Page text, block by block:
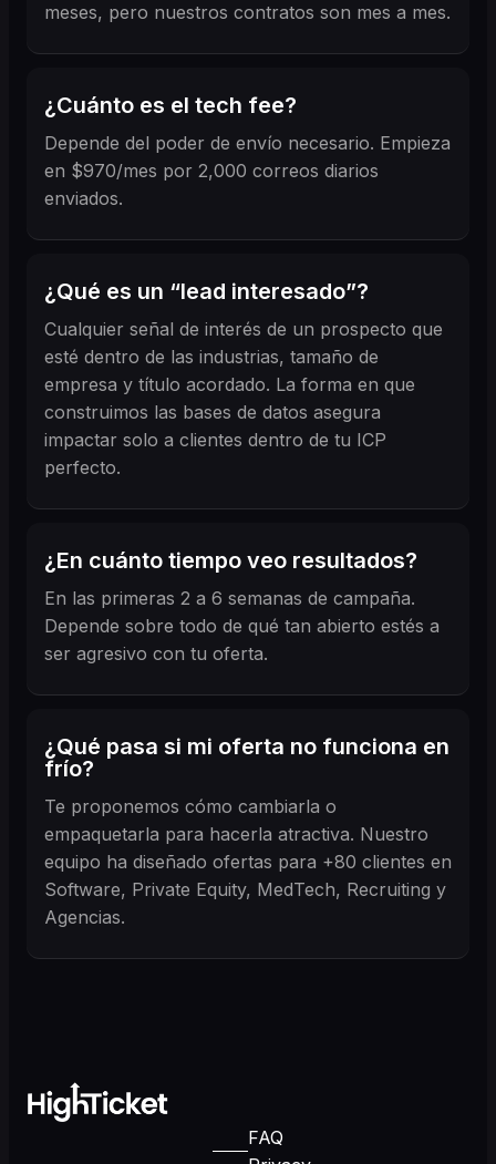
meses, pero nuestros contratos son mes a mes.
¿Cuánto es el tech fee?
Depende del poder de envío necesario. Empieza
en $970/mes por 2,000 correos diarios
enviados.
¿Qué es un “lead interesado”?
Cualquier señal de interés de un prospecto que
esté dentro de las industrias, tamaño de
empresa y título acordado. La forma en que
construimos las bases de datos asegura
impactar solo a clientes dentro de tu ICP
perfecto.
¿En cuánto tiempo veo resultados?
En las primeras 2 a 6 semanas de campaña.
Depende sobre todo de qué tan abierto estés a
ser agresivo con tu oferta.
¿Qué pasa si mi oferta no funciona en
frío?
Te proponemos cómo cambiarla o
empaquetarla para hacerla atractiva. Nuestro
equipo ha diseñado ofertas para +80 clientes en
Software, Private Equity, MedTech, Recruiting y
Agencias.
FAQ